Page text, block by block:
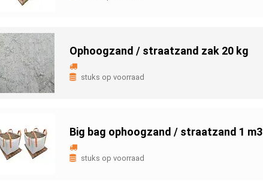
Ophoogzand / straatzand zak 20 kg
stuks op voorraad
Big bag ophoogzand / straatzand 1 m3
stuks op voorraad